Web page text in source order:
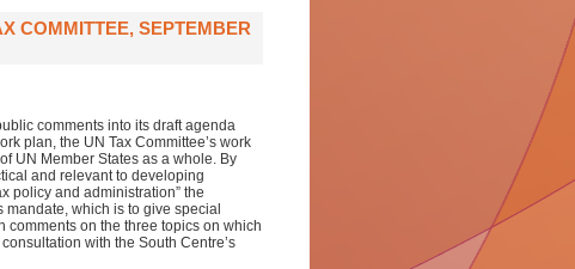
COMMITTEE, SEPTEMBER
comments into its draft agenda
plan, the UN Tax Committee’s work
UN Member States as a whole. By
and relevant to developing
policy and administration” the
which is to give special
comments on the three topics on which
with the South Centre’s